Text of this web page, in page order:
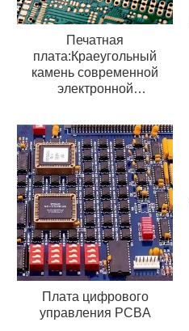
Печатная
плата:Краеугольный
камень современной
электронной
Плата цифрового
управления PCBA